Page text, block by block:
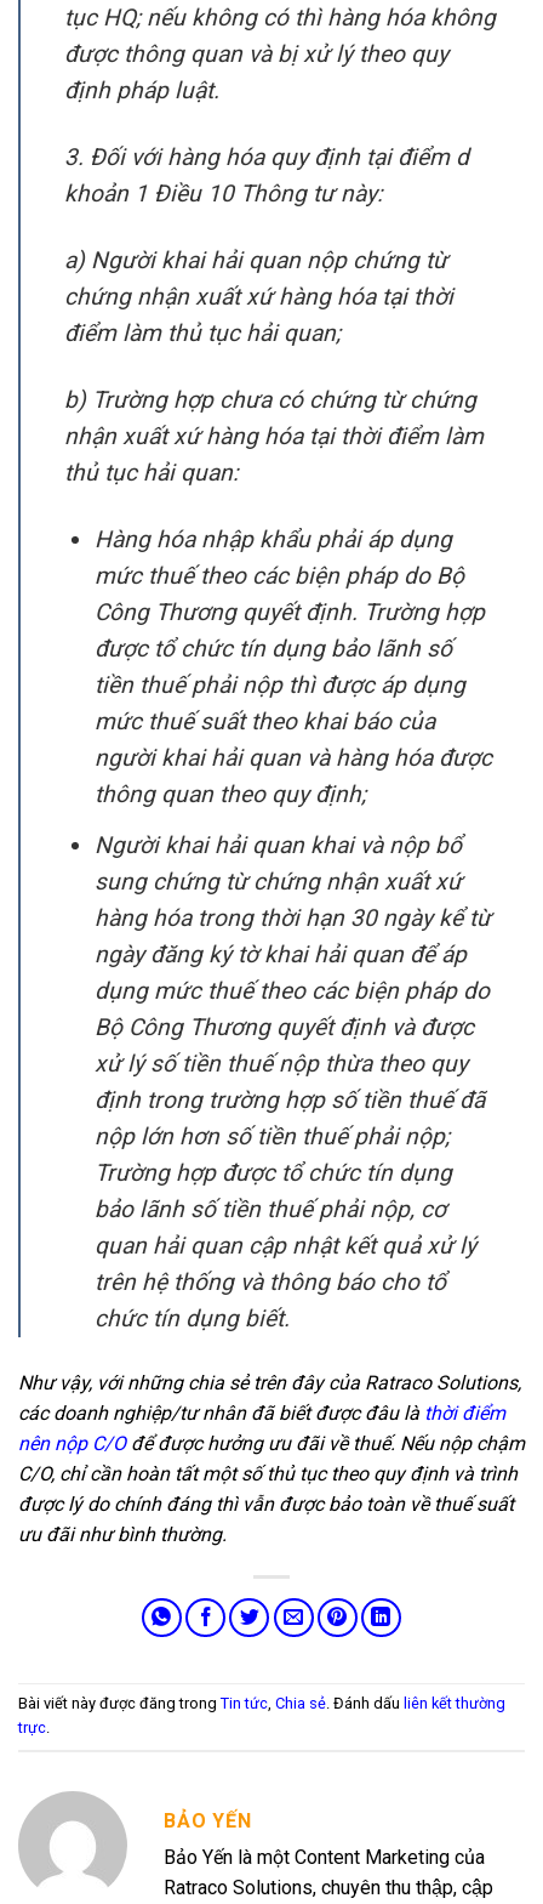
tục HQ; nếu không có thì hàng hóa không
được thông quan và bị xử lý theo quy
định pháp luật.
3. Đối với hàng hóa quy định tại điểm d
khoản 1 Điều 10 Thông tư này:
a) Người khai hải quan nộp chứng từ
chứng nhận xuất xứ hàng hóa tại thời
điểm làm thủ tục hải quan;
b) Trường hợp chưa có chứng từ chứng
nhận xuất xứ hàng hóa tại thời điểm làm
thủ tục hải quan:
Hàng hóa nhập khẩu phải áp dụng
mức thuế theo các biện pháp do Bộ
Công Thương quyết định. Trường hợp
được tổ chức tín dụng bảo lãnh số
tiền thuế phải nộp thì được áp dụng
mức thuế suất theo khai báo của
người khai hải quan và hàng hóa được
thông quan theo quy định;
Người khai hải quan khai và nộp bổ
sung chứng từ chứng nhận xuất xứ
hàng hóa trong thời hạn 30 ngày kể từ
ngày đăng ký tờ khai hải quan để áp
dụng mức thuế theo các biện pháp do
Bộ Công Thương quyết định và được
xử lý số tiền thuế nộp thừa theo quy
định trong trường hợp số tiền thuế đã
nộp lớn hơn số tiền thuế phải nộp;
Trường hợp được tổ chức tín dụng
bảo lãnh số tiền thuế phải nộp, cơ
quan hải quan cập nhật kết quả xử lý
trên hệ thống và thông báo cho tổ
chức tín dụng biết.
Như vậy, với những chia sẻ trên đây của Ratraco Solutions,
các doanh nghiệp/tư nhân đã biết được đâu là thời điểm
nên nộp C/Ođể được hưởng ưu đãi về thuế. Nếu nộp chậm
C/O, chỉ cần hoàn tất một số thủ tục theo quy định và trình
được lý do chính đáng thì vẫn được bảo toàn về thuế suất
ưu đãi như bình thường.
Bài viết này được đăng trong Tin tức, Chia sẻ. Đánh dấu liên kết thường
trực.
BẢO YẾN
Bảo Yến là một Content Marketing của
Ratraco Solutions, chuyên thu thập, cập